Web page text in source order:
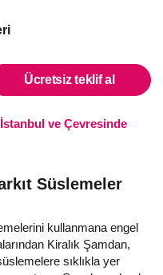
Ücretsiz teklif al
İstanbul ve Çevresinde
Süslemeler
kullanmana engel
Kiralık Şamdan,
sıklıkla yer